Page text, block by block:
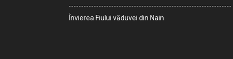
Învierea Fiului văduvei din Nain